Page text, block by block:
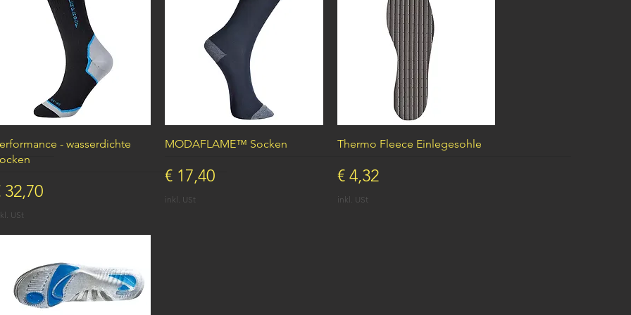
Schnellansicht
- wasserdichte
32,70
USt
Schnellansicht
MODAFLAME™ Socken
Preis
€ 17,40
inkl. USt
Schnellansicht
Thermo Fleece Einlegesohle
Preis
€ 4,32
inkl. USt